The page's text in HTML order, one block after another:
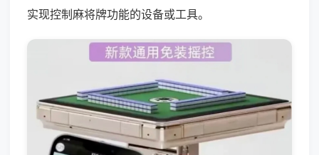
实现控制麻将牌功能的设备或工具。